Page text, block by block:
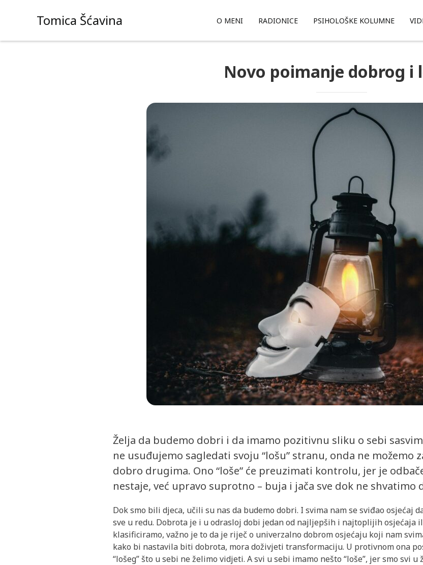
Tomica Šćavina O MENI RADIONICE PSIHOLOŠKE KOLUMNE
Novo poimanje dobrog i
Želja da budemo dobri i da imamo pozitivnu sliku o sebi
ne usuđujemo sagledati svoju “lošu” stranu, onda ne
dobro drugima. Ono “loše” će preuzimati kontrolu, jer je
nestaje, već upravo suprotno – buja i jača sve dok ne shvatimo
Dok smo bili djeca, učili su nas da budemo dobri. I svima nam se sviđao osjećaj
sve u redu. Dobrota je i u odrasloj dobi jedan od najljepših i najtoplijih osjećaja
klasificiramo, važno je to da je riječ o univerzalno dobrom osjećaju koji nam
kako bi nastavila biti dobrota, mora doživjeti transformaciju. U protivnom ona
“lošeg” što u sebi ne želimo vidjeti. A svi u sebi imamo nešto “loše”, jer smo svi